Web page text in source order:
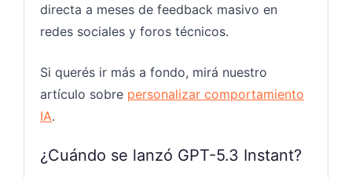
directa a meses de feedback masivo en
redes sociales y foros técnicos.
Si querés ir más a fondo, mirá nuestro
artículo sobre personalizar comportamiento
IA.
¿Cuándo se lanzó GPT-5.3 Instant?